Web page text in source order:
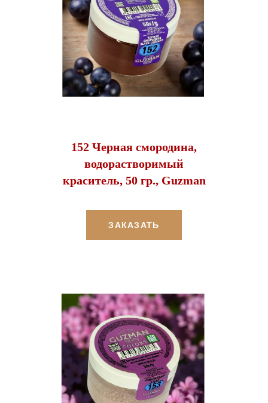
152 Черная смородина,
водорастворимый
краситель, 50 гр., Guzman
ЗАКАЗАТЬ